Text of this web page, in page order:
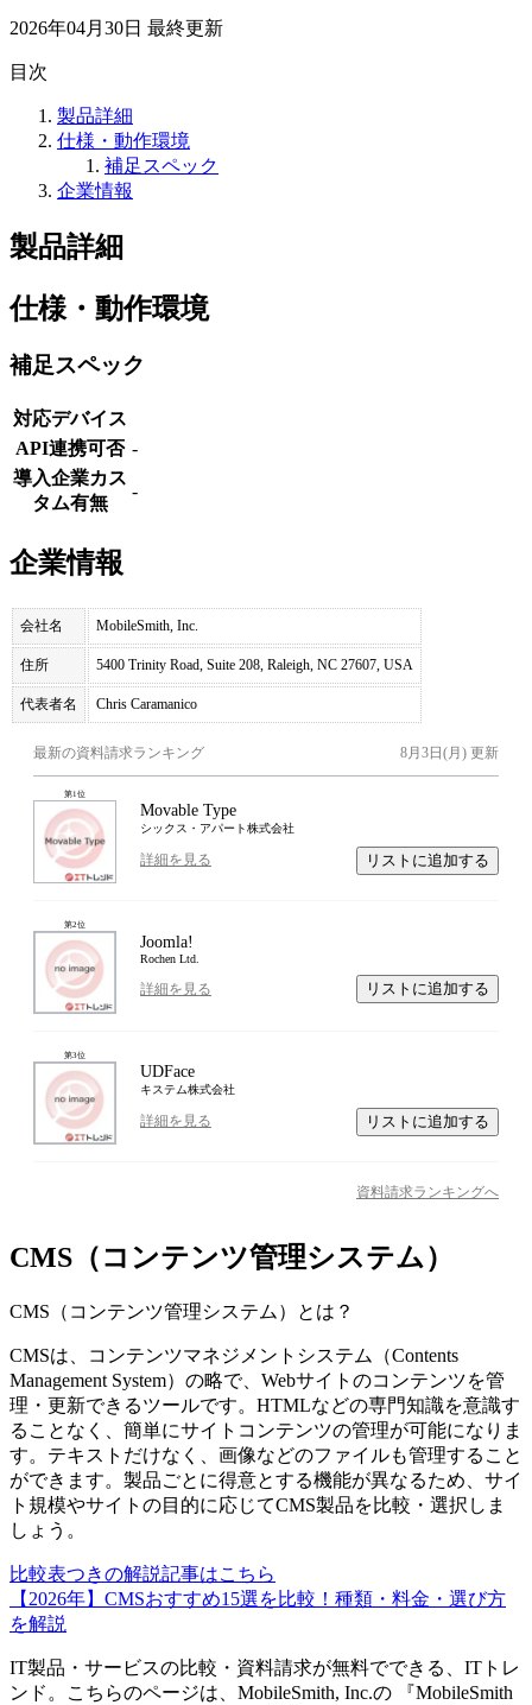
2026年04月30日 最終更新
目次
製品詳細
仕様・動作環境
補足スペック
企業情報
製品詳細
仕様・動作環境
補足スペック
対応デバイス
API連携可否 -
導入企業カス
タム有無
-
企業情報
会社名 MobileSmith, Inc.
住所 5400 Trinity Road, Suite 208, Raleigh, NC 27607, USA
代表者名 Chris Caramanico
最新の資料請求ランキング 8月3日(月) 更新
第1位
Movable Type
シックス・アパート株式会社
詳細を見る リストに追加する
第2位
Joomla!
Rochen Ltd.
詳細を見る リストに追加する
第3位
UDFace
キステム株式会社
詳細を見る リストに追加する
資料請求ランキングへ
CMS（コンテンツ管理システム）
CMS（コンテンツ管理システム） とは？
CMSは、コンテンツマネジメントシステム（Contents
Management System）の略で、Webサイトのコンテンツを管
理・更新できるツールです。HTMLなどの専門知識を意識す
ることなく、簡単にサイトコンテンツの管理が可能になりま
す。テキストだけなく、画像などのファイルも管理すること
ができます。製品ごとに得意とする機能が異なるため、サイ
ト規模やサイトの目的に応じてCMS製品を比較・選択しま
しょう。
比較表つきの解説記事はこちら
【2026年】CMSおすすめ15選を比較！種類・料金・選び方
を解説
IT製品・サービスの比較・資料請求が無料でできる、ITトレ
ンド。こちらのページは、 MobileSmith, Inc.の 『MobileSmith